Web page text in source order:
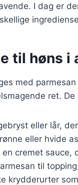
I dag er
til høns i
med
ret.
eller lår,
eller hvide
en cremet sauce,
til
krydderurter